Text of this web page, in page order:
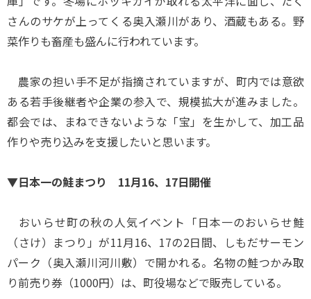
さんのサケが上ってくる奥入瀬川があり、酒蔵もある。野
菜作りも畜産も盛んに行われています。
農家の担い手不足が指摘されていますが、町内では意欲
ある若手後継者や企業の参入で、規模拡大が進みました。
都会では、まねできないような「宝」を生かして、加工品
作りや売り込みを支援したいと思います。
▼日本一の鮭まつり 11月16、17日開催
おいらせ町の秋の人気イベント「日本一のおいらせ鮭
（さけ）まつり」が11月16、17の2日間、しもだサーモン
パーク（奥入瀬川河川敷）で開かれる。名物の鮭つかみ取
り前売り券（1000円）は、町役場などで販売している。